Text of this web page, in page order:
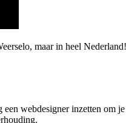
maar in heel
webdesigner inzetten om